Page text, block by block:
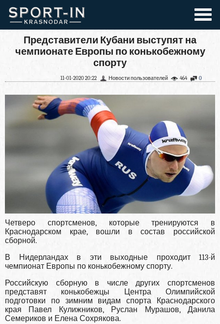
Представители Кубани выступят на
чемпионате Европы по конькобежному
спорту
0
464
Новости пользователей
11-01-2020 20:22
Четверо спортсменов, которые тренируются в
Краснодарском крае, вошли в состав российской
сборной.
В Нидерландах в эти выходные проходит 113-й
чемпионат Европы по конькобежному спорту.
Российскую сборную в числе других спортсменов
представят конькобежцы Центра Олимпийской
подготовки по зимним видам спорта Краснодарского
края Павел Кулижников, Руслан Мурашов, Данила
Семериков и Елена Сохрякова.